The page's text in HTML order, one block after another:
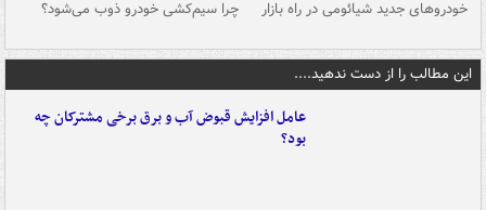
خودروهای جدید شیائومی در راه بازار چرا سیم‌کشی خودرو ذوب می‌شود؟
این مطالب را از دست ندهید....
عامل افزایش قبوض آب و برق برخی مشترکان چه
بود؟